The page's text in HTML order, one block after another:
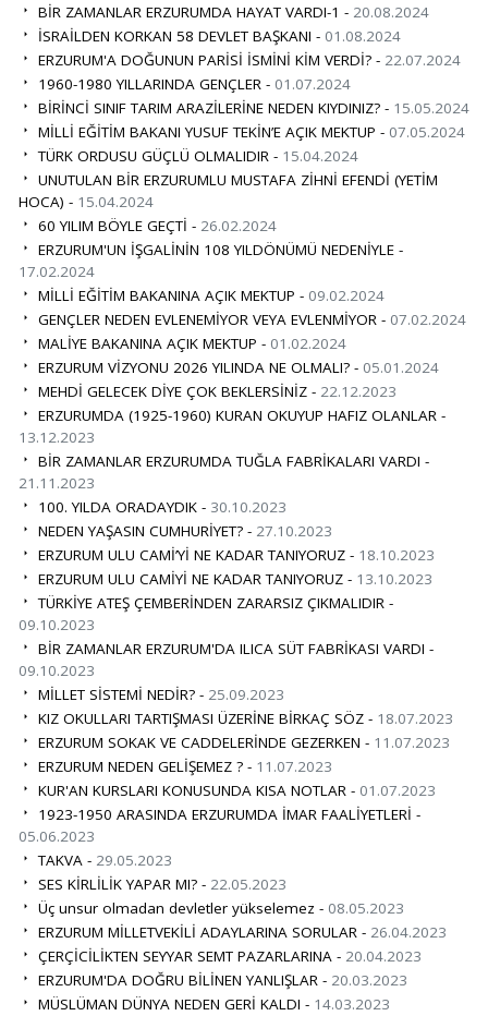
BİR ZAMANLAR ERZURUMDA HAYAT VARDI-1 - 20.08.2024
İSRAİLDEN KORKAN 58 DEVLET BAŞKANI - 01.08.2024
ERZURUM'A DOĞUNUN PARİSİ İSMİNİ KİM VERDİ? - 22.07.2024
1960-1980 YILLARINDA GENÇLER - 01.07.2024
BİRİNCİ SINIF TARIM ARAZİLERİNE NEDEN KIYDINIZ? - 15.05.2024
MİLLİ EĞİTİM BAKANI YUSUF TEKİN’E AÇIK MEKTUP - 07.05.2024
TÜRK ORDUSU GÜÇLÜ OLMALIDIR - 15.04.2024
UNUTULAN BİR ERZURUMLU MUSTAFA ZİHNİ EFENDİ (YETİM
HOCA) - 15.04.2024
60 YILIM BÖYLE GEÇTİ - 26.02.2024
ERZURUM'UN İŞGALİNİN 108 YILDÖNÜMÜ NEDENİYLE -
17.02.2024
MİLLİ EĞİTİM BAKANINA AÇIK MEKTUP - 09.02.2024
GENÇLER NEDEN EVLENEMİYOR VEYA EVLENMİYOR - 07.02.2024
MALİYE BAKANINA AÇIK MEKTUP - 01.02.2024
ERZURUM VİZYONU 2026 YILINDA NE OLMALI? - 05.01.2024
MEHDİ GELECEK DİYE ÇOK BEKLERSİNİZ - 22.12.2023
ERZURUMDA (1925-1960) KURAN OKUYUP HAFIZ OLANLAR -
13.12.2023
BİR ZAMANLAR ERZURUMDA TUĞLA FABRİKALARI VARDI -
21.11.2023
100. YILDA ORADAYDIK - 30.10.2023
NEDEN YAŞASIN CUMHURİYET? - 27.10.2023
ERZURUM ULU CAMİ’Yİ NE KADAR TANIYORUZ - 18.10.2023
ERZURUM ULU CAMİYİ NE KADAR TANIYORUZ - 13.10.2023
TÜRKİYE ATEŞ ÇEMBERİNDEN ZARARSIZ ÇIKMALIDIR -
09.10.2023
BİR ZAMANLAR ERZURUM'DA ILICA SÜT FABRİKASI VARDI -
09.10.2023
MİLLET SİSTEMİ NEDİR? - 25.09.2023
KIZ OKULLARI TARTIŞMASI ÜZERİNE BİRKAÇ SÖZ - 18.07.2023
ERZURUM SOKAK VE CADDELERİNDE GEZERKEN - 11.07.2023
ERZURUM NEDEN GELİŞEMEZ ? - 11.07.2023
KUR'AN KURSLARI KONUSUNDA KISA NOTLAR - 01.07.2023
1923-1950 ARASINDA ERZURUMDA İMAR FAALİYETLERİ -
05.06.2023
TAKVA - 29.05.2023
SES KİRLİLİK YAPAR MI? - 22.05.2023
Üç unsur olmadan devletler yükselemez - 08.05.2023
ERZURUM MİLLETVEKİLİ ADAYLARINA SORULAR - 26.04.2023
ÇERÇİCİLİKTEN SEYYAR SEMT PAZARLARINA - 20.04.2023
ERZURUM'DA DOĞRU BİLİNEN YANLIŞLAR - 20.03.2023
MÜSLÜMAN DÜNYA NEDEN GERİ KALDI - 14.03.2023